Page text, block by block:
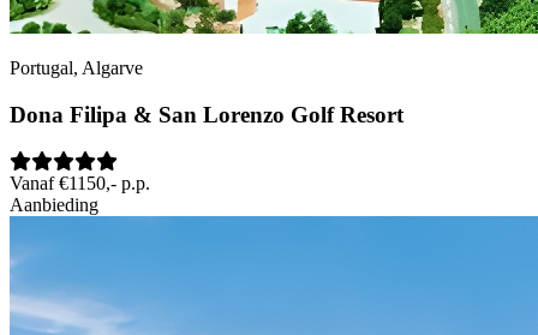
Portugal, Algarve
Dona Filipa & San Lorenzo Golf Resort
Vanaf €1150,- p.p.
Aanbieding